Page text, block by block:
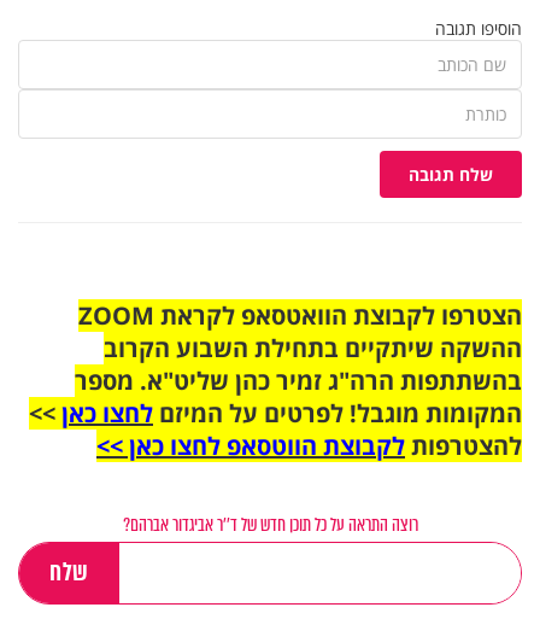
הוסיפו תגובה
שלח תגובה
הצטרפו לקבוצת הוואטסאפ לקראת ZOOM
ההשקה שיתקיים בתחילת השבוע הקרוב
בהשתתפות הרה"ג זמיר כהן שליט"א. מספר
המקומות מוגבל! לפרטים על המיזם לחצו כאן>>
להצטרפותלקבוצת הווטסאפ לחצו כאן >>
רוצה התראה על כל תוכן חדש של ד''ר אביגדור אברהם?